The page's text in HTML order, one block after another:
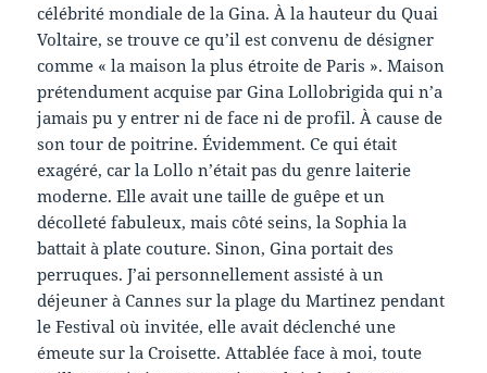
célébrité mondiale de la Gina. À la hauteur du Quai
Voltaire, se trouve ce qu’il est convenu de désigner
comme « la maison la plus étroite de Paris ». Maison
prétendument acquise par Gina Lollobrigida qui n’a
jamais pu y entrer ni de face ni de profil. À cause de
son tour de poitrine. Évidemment. Ce qui était
exagéré, car la Lollo n’était pas du genre laiterie
moderne. Elle avait une taille de guêpe et un
décolleté fabuleux, mais côté seins, la Sophia la
battait à plate couture. Sinon, Gina portait des
perruques. J’ai personnellement assisté à un
déjeuner à Cannes sur la plage du Martinez pendant
le Festival où invitée, elle avait déclenché une
émeute sur la Croisette. Attablée face à moi, toute